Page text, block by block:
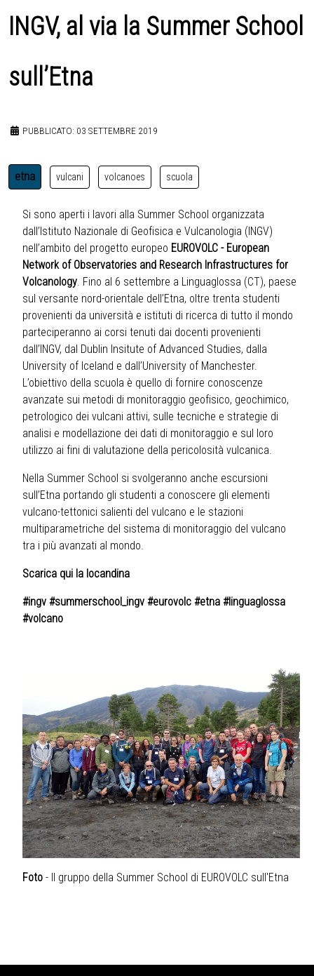
INGV, al via la Summer School
sull’Etna
PUBBLICATO: 03 SETTEMBRE 2019
etna vulcani volcanoes scuola
Si sono aperti i lavori alla Summer School organizzata
dall’Istituto Nazionale di Geofisica e Vulcanologia (INGV)
nell’ambito del progetto europeo EUROVOLC - European
Network of Observatories and Research Infrastructures for
Volcanology. Fino al 6 settembre a Linguaglossa (CT), paese
sul versante nord-orientale dell’Etna, oltre trenta studenti
provenienti da università e istituti di ricerca di tutto il mondo
parteciperanno ai corsi tenuti dai docenti provenienti
dall’INGV, dal Dublin Insitute of Advanced Studies, dalla
University of Iceland e dall’University of Manchester.
L’obiettivo della scuola è quello di fornire conoscenze
avanzate sui metodi di monitoraggio geofisico, geochimico,
petrologico dei vulcani attivi, sulle tecniche e strategie di
analisi e modellazione dei dati di monitoraggio e sul loro
utilizzo ai fini di valutazione della pericolosità vulcanica.
Nella Summer School si svolgeranno anche escursioni
sull’Etna portando gli studenti a conoscere gli elementi
vulcano-tettonici salienti del vulcano e le stazioni
multiparametriche del sistema di monitoraggio del vulcano
tra i più avanzati al mondo.
Scarica qui la locandina
#ingv #summerschool_ingv #eurovolc #etna #linguaglossa
#volcano
Foto - Il gruppo della Summer School di EUROVOLC sull'Etna